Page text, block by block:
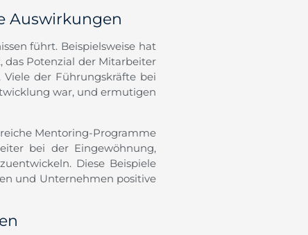
Auswirkungen
führt. Beispielsweise hat
das Potenzial der Mitarbeiter
der Führungskräfte bei
war, und ermutigen
Mentoring-Programme
bei der Eingewöhnung,
Diese Beispiele
und Unternehmen positive